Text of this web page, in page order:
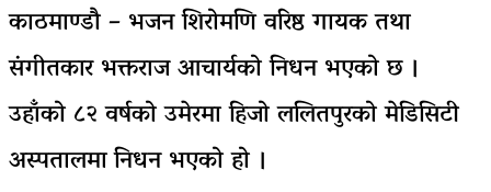
काठमाण्डौ – भजन शिरोमणि वरिष्ठ गायक तथा
संगीतकार भक्तराज आचार्यको निधन भएको छ ।
उहाँको ८२ वर्षको उमेरमा हिजो ललितपुरको मेडिसिटी
अस्पतालमानिधन भएको हो ।